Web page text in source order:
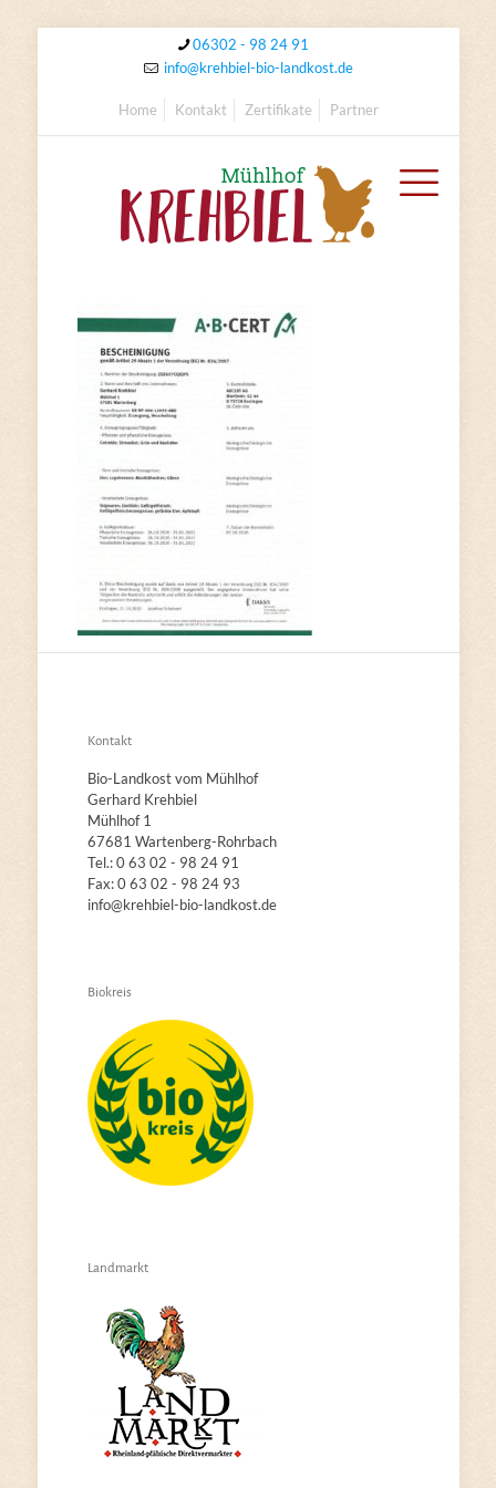
06302 - 98 24 91
info@krehbiel-bio-landkost.de
Home Kontakt Zertifikate Partner
Kontakt
Bio-Landkost vom Mühlhof
Gerhard Krehbiel
Mühlhof 1
67681 Wartenberg-Rohrbach
Tel.: 0 63 02 - 98 24 91
Fax: 0 63 02 - 98 24 93
info@krehbiel-bio-landkost.de
Biokreis
Landmarkt